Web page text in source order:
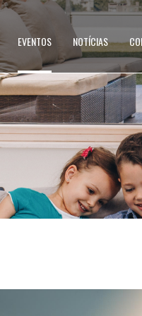
EVENTOS NOTÍCIAS